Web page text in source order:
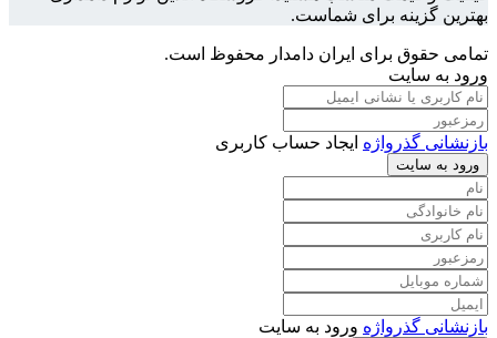
بهترین گزینه برای شماست.
تمامی حقوق برای ایران دامدار محفوظ است.
ورود به سایت
بازنشانی گذرواژه ایجاد حساب کاربری
ورود به سایت
بازنشانی گذرواژه ورود به سایت